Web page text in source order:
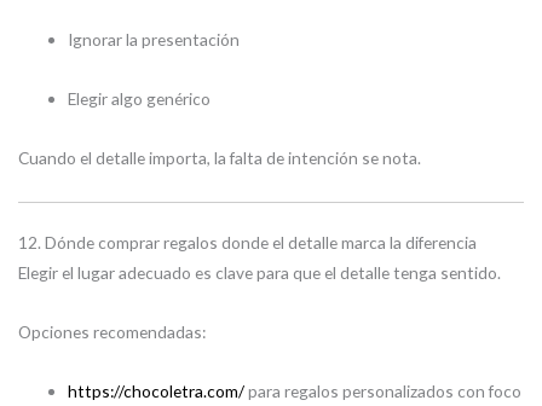
Ignorar la presentación
Elegir algo genérico
Cuando el detalle importa, la falta de intención se nota.
12. Dónde comprar regalos donde el detalle marca la diferencia
Elegir el lugar adecuado es clave para que el detalle tenga sentido.
Opciones recomendadas:
https://chocoletra.com/para regalos personalizados con foco